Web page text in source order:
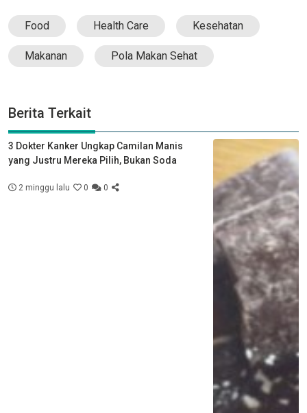
Food Health Care Kesehatan
Makanan Pola Makan Sehat
Berita Terkait
3 Dokter Kanker Ungkap Camilan Manis
yang Justru Mereka Pilih, Bukan Soda
2 minggu lalu 0 0